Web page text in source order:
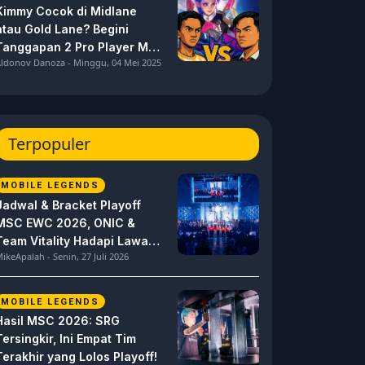
Cocok di Midlane
Gold Lane? Begini
2 Pro Player MPL
S15 iniDanoza - Minggu, 04 Mei 2025
Terpopuler
MOBILE LEGENDS
& Bracket Playoff
EWC 2026, ONIC &
Vitality Hadapi Lawan
- Senin, 27 Juli 2026
MOBILE LEGENDS
MSC 2026: SRG
Ini Empat Tim
yang Lolos Playoff!